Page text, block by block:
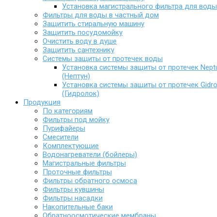
Установка магистрального фильтра для воды
Фильтры для воды в частный дом
Защитить стиральную машину
Защитить посудомойку
Очистить воду в душе
Защитить сантехнику
Системы защиты от протечек воды
Установка системы защиты от протечек
(Нептун)
Установка системы защиты от протечек
(Гидролок)
Продукция
По категориям
Фильтры под мойку
Пурифайеры
Смесители
Комплектующие
Водонагреватели (бойлеры)
Магистральные фильтры
Проточные фильтры
Фильтры обратного осмоса
Фильтры кувшины
Фильтры насадки
Накопительные баки